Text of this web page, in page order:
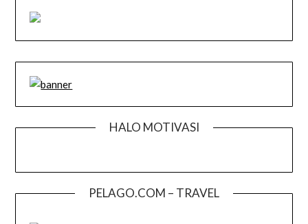
HALO MOTIVASI
PELAGO.COM – TRAVEL